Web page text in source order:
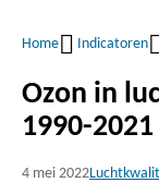
Kruimelpad
Home Indicatoren
Ozon in
1990-2021
4 mei 2022